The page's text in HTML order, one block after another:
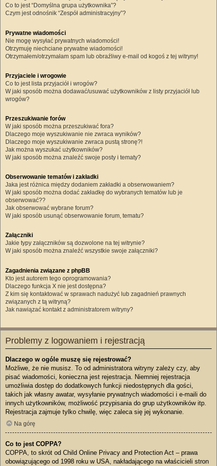
Co to jest “Domyślna grupa użytkownika”?
Czym jest odnośnik “Zespół administracyjny”?
Prywatne wiadomości
Nie mogę wysyłać prywatnych wiadomości!
Otrzymuję niechciane prywatne wiadomości!
Otrzymałem/otrzymałam spam lub obraźliwy e-mail od kogoś z tej witryny!
Przyjaciele i wrogowie
Co to jest lista przyjaciół i wrogów?
W jaki sposób można dodawać/usuwać użytkowników z listy przyjaciół lub
wrogów?
Przeszukiwanie forów
W jaki sposób można przeszukiwać fora?
Dlaczego moje wyszukiwanie nie zwraca wyników?
Dlaczego moje wyszukiwanie zwraca pustą stronę?!
Jak można wyszukać użytkowników?
W jaki sposób można znaleźć swoje posty i tematy?
Obserwowanie tematów i zakładki
Jaka jest różnica między dodaniem zakładki a obserwowaniem?
W jaki sposób można dodać zakładkę do wybranych tematów lub je
obserwować??
Jak obserwować wybrane forum?
W jaki sposób usunąć obserwowanie forum, tematu?
Załączniki
Jakie typy załączników są dozwolone na tej witrynie?
W jaki sposób można znaleźć wszystkie swoje załączniki?
Zagadnienia związane z phpBB
Kto jest autorem tego oprogramowania?
Dlaczego funkcja X nie jest dostępna?
Z kim się kontaktować w sprawach nadużyć lub zagadnień prawnych
związanych z tą witryną?
Jak nawiązać kontakt z administratorem witryny?
Problemy z logowaniem i rejestracją
Dlaczego w ogóle muszę się rejestrować?
Możliwe, że nie musisz. To od administratora witryny zależy czy, aby
pisać wiadomości, konieczna jest rejestracja. Niemniej rejestracja
umożliwia dostęp do dodatkowych funkcji niedostępnych dla gości,
takich jak własny awatar, wysyłanie prywatnych wiadomości i e-maili do
innych użytkowników, możliwość przypisania do grup użytkowników itp.
Rejestracja zajmuje tylko chwilę, więc zaleca się jej wykonanie.
Na górę
Co to jest COPPA?
COPPA, to skrót od Child Online Privacy and Protection Act – prawa
obowiązującego od 1998 roku w USA, nakładającego na właścicieli stron